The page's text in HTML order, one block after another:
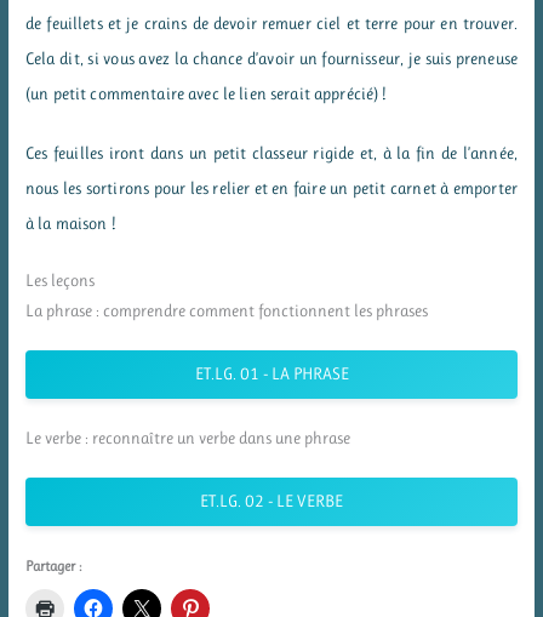
de feuillets et je crains de devoir remuer ciel et terre pour en trouver.
Cela dit, si vous avez la chance d’avoir un fournisseur, je suis preneuse
(un petit commentaire avec le lien serait apprécié) !
Ces feuilles iront dans un petit classeur rigide et, à la fin de l’année,
nous les sortirons pour les relier et en faire un petit carnet à emporter
à la maison !
Les leçons
La phrase : comprendre comment fonctionnent les phrases
ET.LG. 01 - LA PHRASE
Le verbe : reconnaître un verbe dans une phrase
ET.LG. 02 - LE VERBE
Partager :